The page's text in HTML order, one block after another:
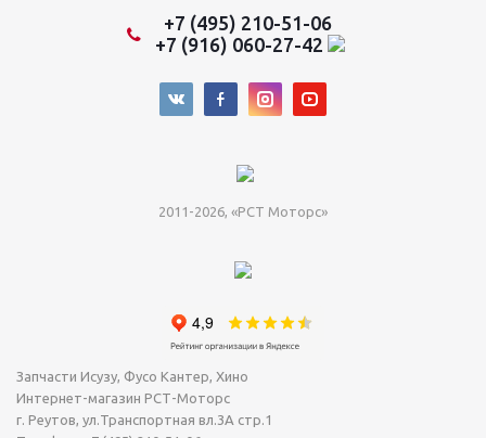
+7 (495) 210-51-06
+7 (916) 060-27-42
2011-2026, «РСТ Моторс»
Запчасти Исузу, Фусо Кантер, Хино
Интернет-магазин РСТ-Моторс
г. Реутов, ул.Транспортная вл.3А стр.1